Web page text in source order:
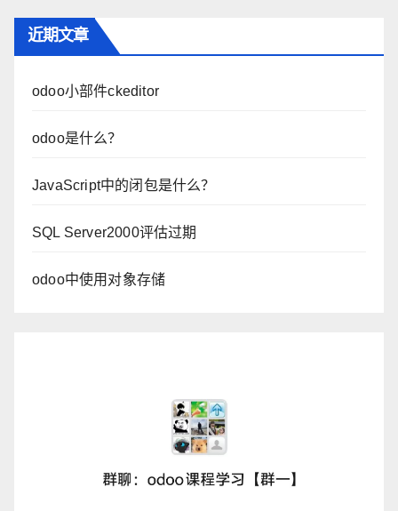
近期文章
odoo小部件ckeditor
odoo是什么？
JavaScript中的闭包是什么？
SQL Server2000评估过期
odoo中使用对象存储